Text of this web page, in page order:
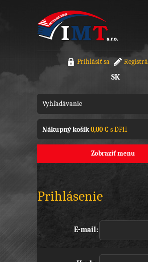
Prihlásiť sa
SK
Nákupný košík0,00 €s DPH
Zobraziť menu
Prihlásenie
E-mail: